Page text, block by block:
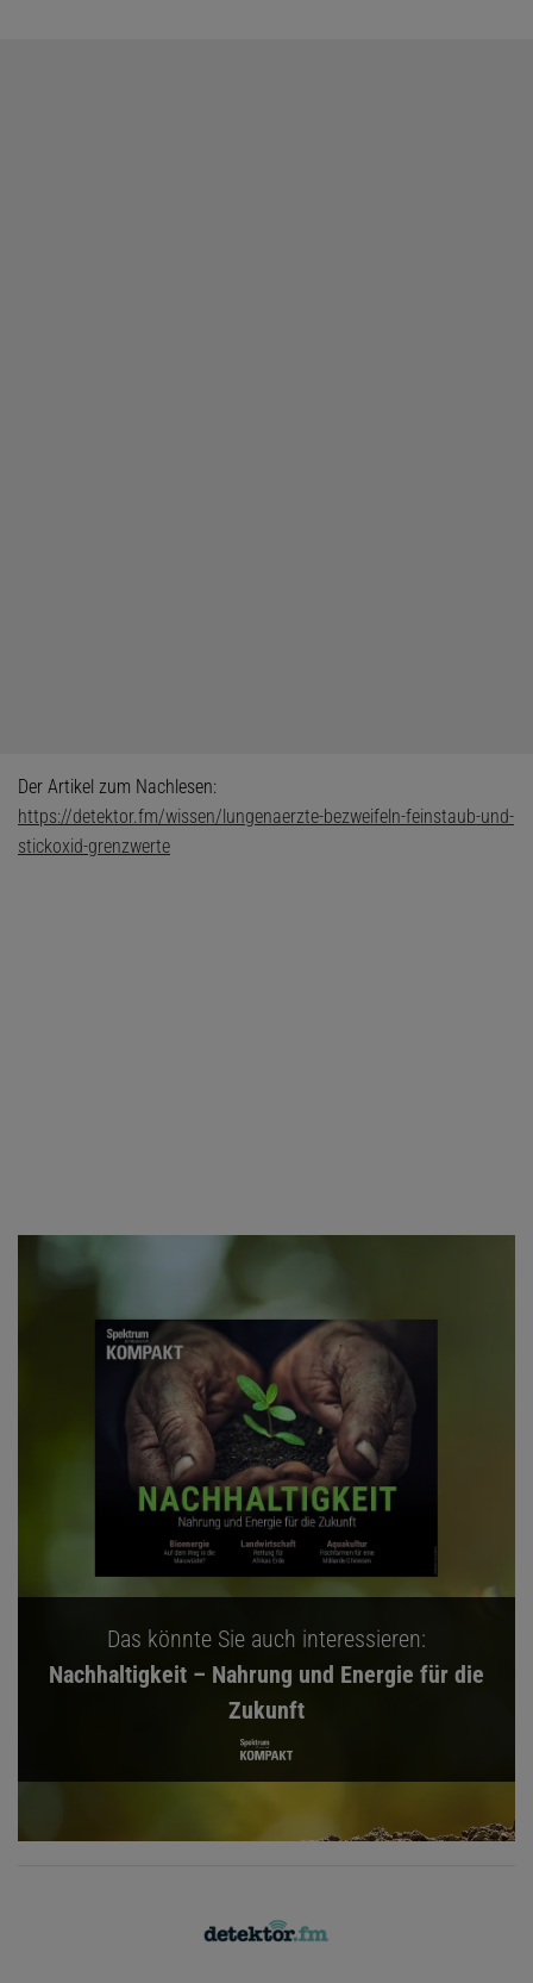
Der Artikel zum Nachlesen:
https://detektor.fm/wissen/lungenaerzte-bezweifeln-feinstaub-und-
stickoxid-grenzwerte
Das könnte Sie auch interessieren:
Nachhaltigkeit – Nahrung und Energie für die
Zukunft